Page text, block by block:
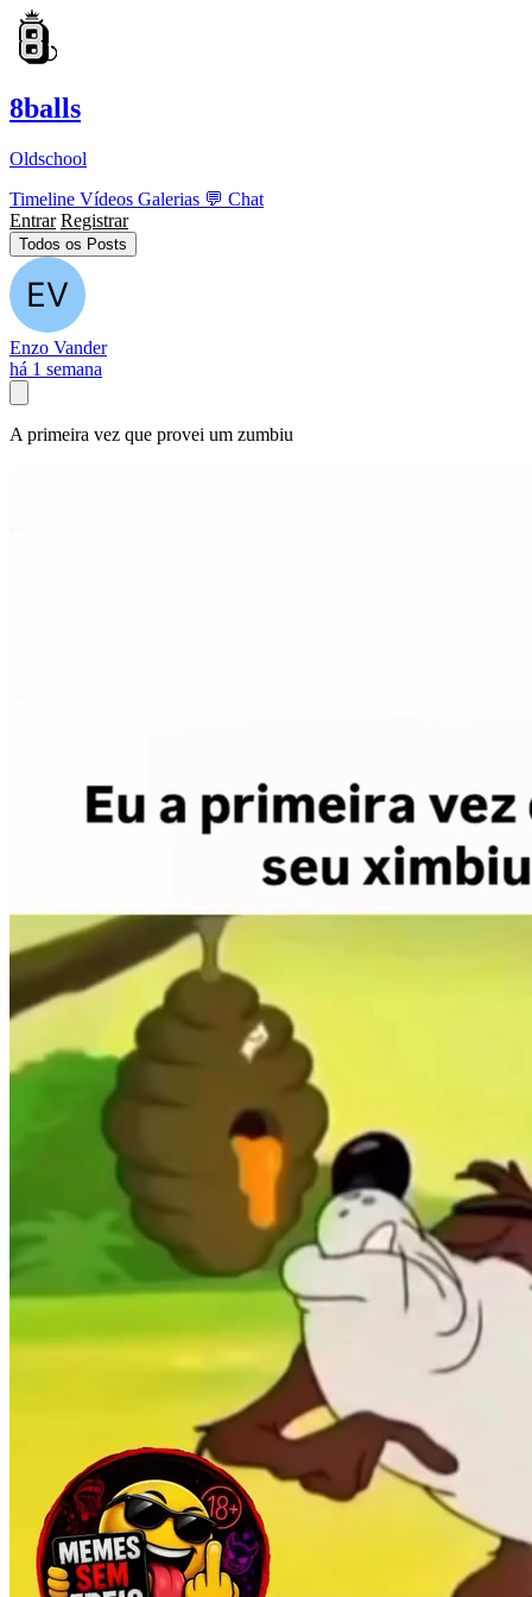
8balls
Oldschool
Timeline Vídeos Galerias 💬 Chat
Entrar Registrar
Todos os Posts
Enzo Vander
há 1 semana
A primeira vez que provei um zumbiu